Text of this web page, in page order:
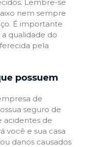
Lembre-se
nem sempre
É importante
qualidade do
pela
possuem
de
seguro de
acidentes de
você e sua casa
danos causados